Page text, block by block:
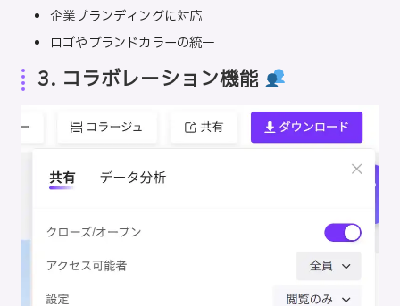
企業ブランディングに対応
ロゴやブランドカラーの統一
3. コラボレーション機能